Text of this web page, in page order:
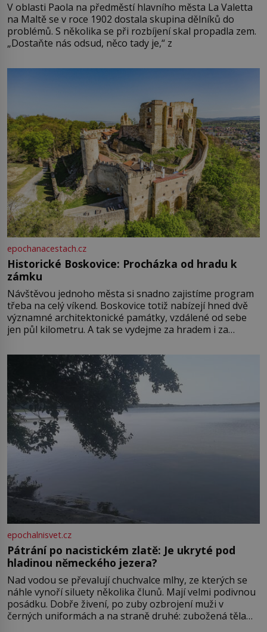
V oblasti Paola na předměstí hlavního města La Valetta
na Maltě se v roce 1902 dostala skupina dělníků do
problémů. S několika se při rozbíjení skal propadla zem.
„Dostaňte nás odsud, něco tady je,“ z
epochanacestach.cz
Historické Boskovice: Procházka od hradu k
zámku
Návštěvou jednoho města si snadno zajistíme program
třeba na celý víkend. Boskovice totiž nabízejí hned dvě
významné architektonické památky, vzdálené od sebe
jen půl kilometru. A tak se vydejme za hradem i za
Boskovice na okraji Drahanské vrchoviny vznikla někdy
ve13. století, a už v roce 1313 kronikáři zaznamenali
epochalnisvet.cz
Pátrání po nacistickém zlatě: Je ukryté pod
hladinou německého jezera?
Nad vodou se převalují chuchvalce mlhy, ze kterých se
náhle vynoří siluety několika člunů. Mají velmi podivnou
posádku. Dobře živení, po zuby ozbrojení muži v
černých uniformách a na straně druhé: zubožená těla